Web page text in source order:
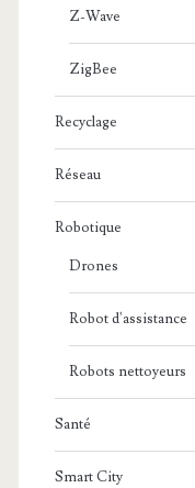
Z-Wave
ZigBee
Recyclage
Réseau
Robotique
Drones
Robot d'assistance
Robots nettoyeurs
Santé
Smart City